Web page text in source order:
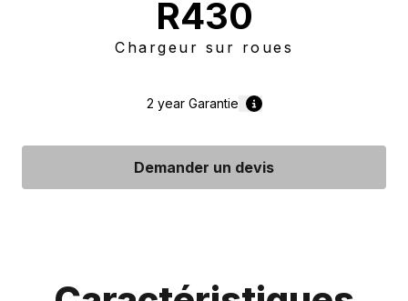
R430
Chargeur sur roues
2 yearGarantie
Demander un devis